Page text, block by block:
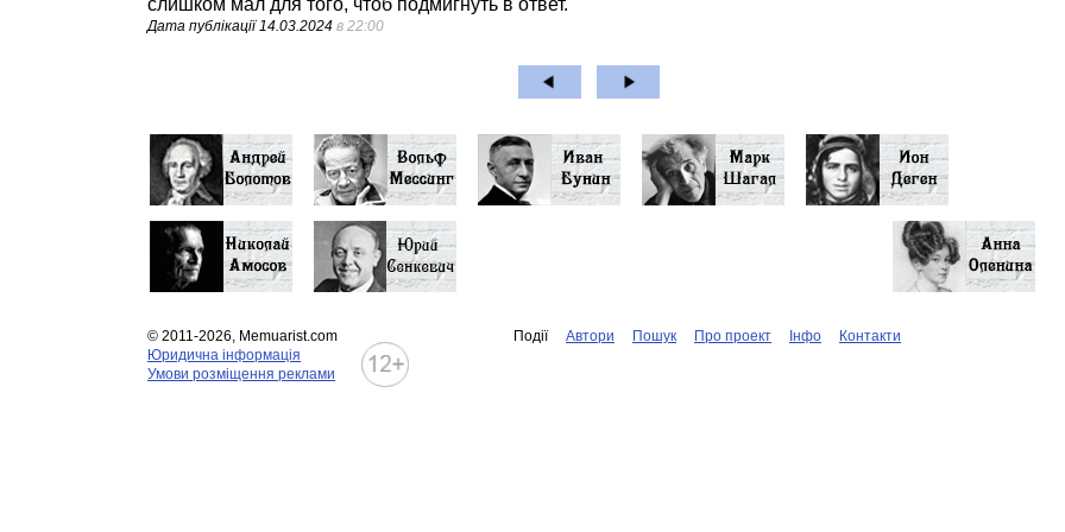
слишком мал для того, чтоб подмигнуть в ответ.
Дата публікації14.03.2024 в 22:00
© 2011-2026, Memuarist.com
Юридична інформація
Умови розміщення реклами
Подiї Автори Пошук Про проект Iнфо Контакти